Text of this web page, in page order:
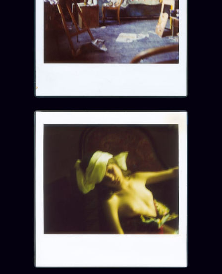
FAQ
Corrections · Erratum
Mentions légales